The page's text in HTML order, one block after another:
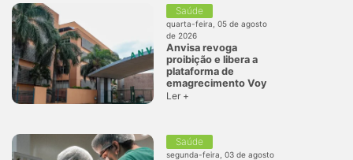
Saúde
quarta-feira, 05 de agosto
de 2026
Anvisa revoga
proibição e libera a
plataforma de
emagrecimento Voy
Ler +
Saúde
segunda-feira, 03 de agosto